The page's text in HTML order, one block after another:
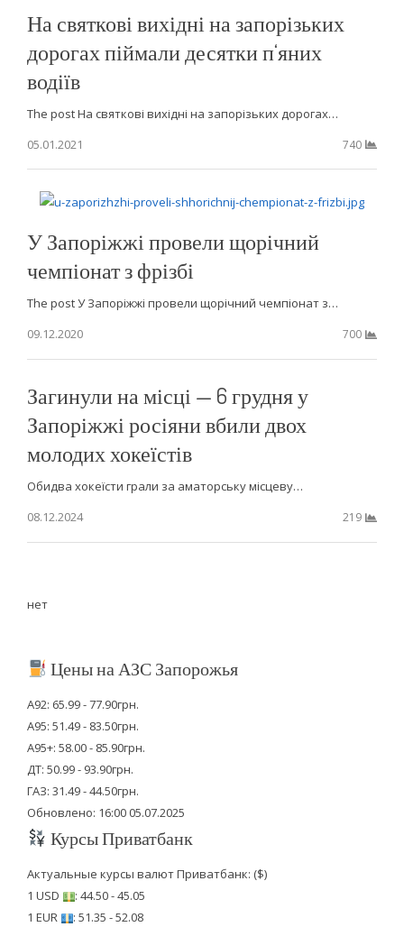
На святкові вихідні на запорізьких
дорогах піймали десятки п‘яних
водіїв
The post На святкові вихідні на запорізьких дорогах…
05.01.2021
740
У Запоріжжі провели щорічний
чемпіонат з фрізбі
The post У Запоріжжі провели щорічний чемпіонат з…
09.12.2020
700
Загинули на місці — 6 грудня у
Запоріжжі росіяни вбили двох
молодих хокеїстів
Обидва хокеїсти грали за аматорську місцеву…
08.12.2024
219
нет
Цены на АЗС Запорожья
А92: 65.99 - 77.90грн.
А95: 51.49 - 83.50грн.
А95+: 58.00 - 85.90грн.
ДТ: 50.99 - 93.90грн.
ГАЗ: 31.49 - 44.50грн.
Обновлено: 16:00 05.07.2025
Курсы Приватбанк
Актуальные курсы валют Приватбанк: ($)
1 USD
: 44.50 - 45.05
1 EUR
: 51.35 - 52.08